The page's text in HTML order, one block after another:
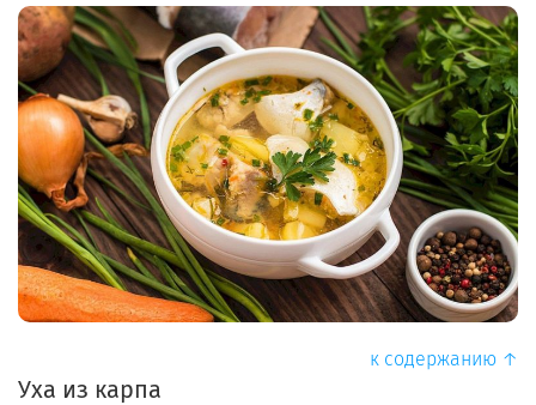
к содержанию ↑
Уха из карпа